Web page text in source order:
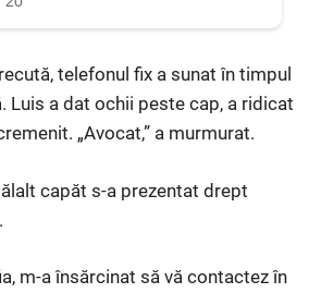
telefonul fix a sunat în timpul
Luis a dat ochii peste cap, a ridicat
„Avocat,” a murmurat.
capăt s-a prezentat drept
m-a însărcinat să vă contactez în